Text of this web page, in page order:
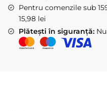
Pentru comenzile sub
15,98 lei
Plătești în siguranță: